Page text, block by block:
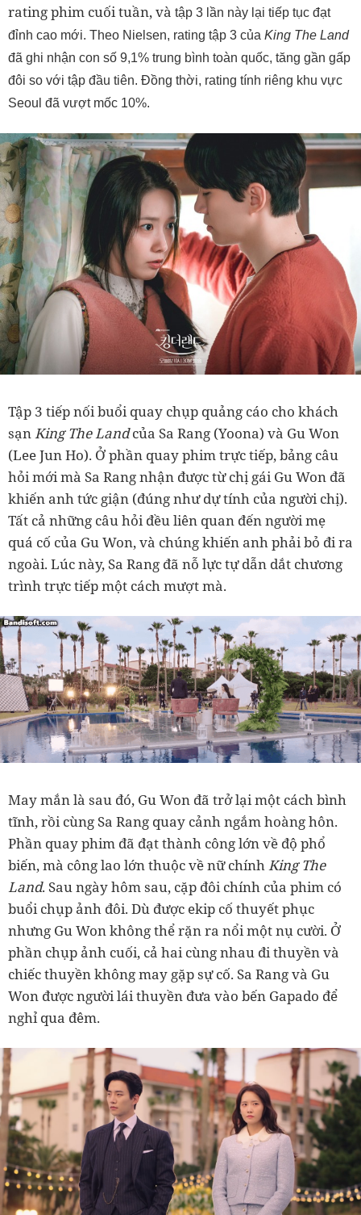
rating phim cuối tuần, và tập 3 lần này lại tiếp tục đạt
đỉnh cao mới. Theo Nielsen, rating tập 3 của King The Land
đã ghi nhận con số 9,1% trung bình toàn quốc, tăng gần gấp
đôi so với tập đầu tiên. Đồng thời, rating tính riêng khu vực
Seoul đã vượt mốc 10%.
Tập 3 tiếp nối buổi quay chụp quảng cáo cho khách
sạnKing The Landcủa Sa Rang (Yoona) và Gu Won
(Lee Jun Ho). Ở phần quay phim trực tiếp, bảng câu
hỏi mới mà Sa Rang nhận được từ chị gái Gu Won đã
khiến anh tức giận (đúng như dự tính của người chị).
Tất cả những câu hỏi đều liên quan đến người mẹ
quá cố của Gu Won, và chúng khiến anh phải bỏ đi ra
ngoài. Lúc này, Sa Rang đã nỗ lực tự dẫn dắt chương
trình trực tiếp một cách mượt mà.
May mắn là sau đó, Gu Won đã trở lại một cách bình
tĩnh, rồi cùng Sa Rang quay cảnh ngắm hoàng hôn.
Phần quay phim đã đạt thành công lớn về độ phổ
biến, mà công lao lớn thuộc về nữ chínhKing The
Land. Sau ngày hôm sau, cặp đôi chính của phim có
buổi chụp ảnh đôi. Dù được ekip cố thuyết phục
nhưng Gu Won không thể rặn ra nổi một nụ cười. Ở
phần chụp ảnh cuối, cả hai cùng nhau đi thuyền và
chiếc thuyền không may gặp sự cố. Sa Rang và Gu
Won được người lái thuyền đưa vào bến Gapado để
nghỉ qua đêm.